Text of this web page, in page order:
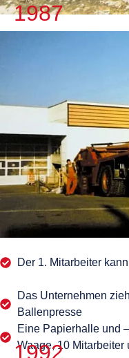
1987
Der 1. Mitarbeiter
Das Unternehmen
Ballenpresse
Eine Papierhalle und
Waage, 10
1992